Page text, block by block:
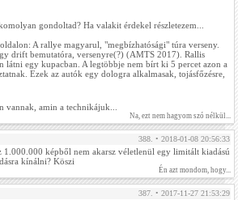
gondoltad? Ha valakit érdekel részletezem...
A rallye magyarul, "megbízhatósági" túra verseny.
drift bemutatóra, versenyre(?) (AMTS 2017). Rallis
látni egy kupacban. A legtöbbje nem bírt ki 5 percet azon a
Ezek az autók egy dologra alkalmasak, tojásfőzésre,
vannak, amin a technikájuk...
Na, ezt nem hagyom szó nélkül...
388. • 2018-01-08 20:56:33
1.000.000 képből nem akarsz véletlenül egy limitált kiadású
kínálni? Köszi
Én azt mondom, hogy...
387. • 2017-11-27 21:53:29